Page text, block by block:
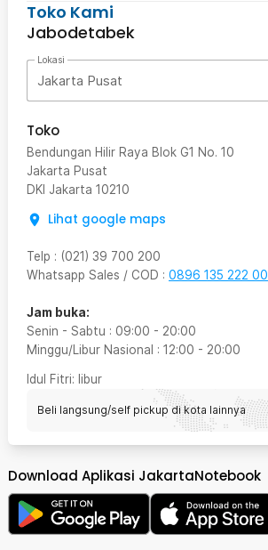
Toko Kami
Jabodetabek
Lokasi
Jakarta Pusat
Toko
Bendungan Hilir Raya Blok G1 No. 10
Jakarta Pusat
DKI Jakarta 10210
Lihat google maps
Telp : (021) 39 700 200
Whatsapp Sales / COD : 0896 135 222 00
Jam buka:
Senin - Sabtu : 09:00 - 20:00
Minggu/Libur Nasional : 12:00 - 20:00
Idul Fitri: libur
Beli langsung/self pickup di kota lainnya
Download Aplikasi JakartaNotebook